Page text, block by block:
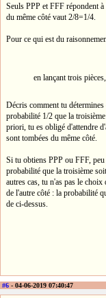
Seuls PPP et FFF répondent
du même côté vaut 2/8=1/4.
Pour ce qui est du
en lançant trois
Décris comment tu
probabilité 1/2 que la
priori, tu es obligé d'attendre
sont tombées du même côté.
Si tu obtiens PPP ou FFF,
probabilité que la troisième
autres cas, tu n'as pas le
de l'autre côté : la probabilité
de ci-dessus.
#6 - 04-06-2019 07:40:47